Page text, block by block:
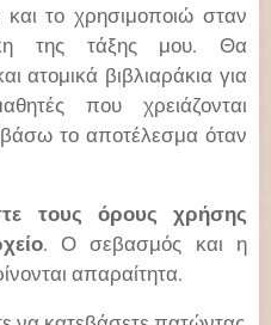
το χρησιμοποιώ σταν
της τάξης μου. Θα
βιβλιαράκια για
που χρειάζονται
το αποτέλεσμα όταν
τους όρους χρήσης
. Ο σεβασμός και η
απαραίτητα.